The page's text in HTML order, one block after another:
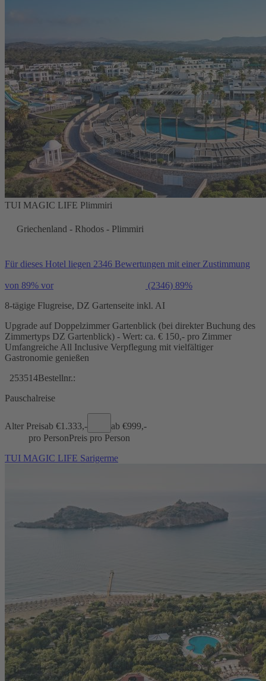
TUI MAGIC LIFE Plimmiri
Griechenland - Rhodos - Plimmiri
Für dieses Hotel liegen 2346 Bewertungen mit einer Zustimmung
von 89% vor (2346) 89%
8-tägige Flugreise, DZ Gartenseite inkl. AI
Upgrade auf Doppelzimmer Gartenblick (bei direkter Buchung des
Zimmertyps DZ Gartenblick) - Wert: ca. € 150,- pro Zimmer
Umfangreiche All Inclusive Verpflegung mit vielfältiger
Gastronomie genießen
253514Bestellnr.:
Pauschalreise
Alter Preisab €1.333,- ab €999,-
pro PersonPreis pro Person
TUI MAGIC LIFE Sarigerme